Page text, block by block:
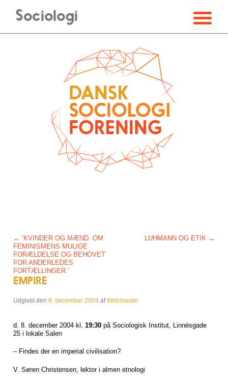
Sociologi
Post navigation LUHMANN OG ETIK →
← ’KVINDER OG MÆND. OM
FEMINISMENS MULIGE
FORÆLDELSE OG BEHOVET
FOR ANDERLEDES
FORTÆLLINGER.’
EMPIRE
Udgivet den 8. december 2004 afWebmaster
d. 8. december 2004 kl. 19:30 på Sociologisk Institut, Linnésgade
25 i lokale Salen
– Findes der en imperial civilisation?
V. Søren Christensen, lektor i almen etnologi